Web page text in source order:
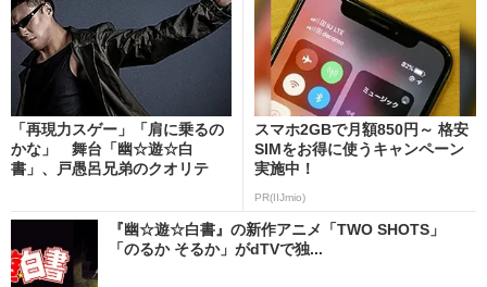
「再現力スゲー」「肩に乗るの
かな」 舞台「幽☆遊☆白
書」、戸愚呂兄弟のクオリテ
スマホ2GBで月額850円～ 格安
SIMをお得に使うキャンペーン
実施中！
PR(IIJmio)
『幽☆遊☆白書』の新作アニメ「TWO SHOTS」
「のるか そるか」がdTVで独...